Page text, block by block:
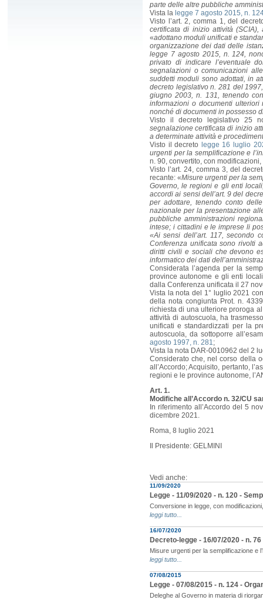
parte delle altre pubbliche
Vista la legge 7 agosto 2015, n.
Visto l’art. 2, comma 1, del
certificata di inizio attività
«adottano moduli unificati e
organizzazione dei dati delle
legge 7 agosto 2015, n. 124,
privato di indicare l’eventuale
segnalazioni o comunicazioni
suddetti moduli sono adottati, in
decreto legislativo n. 281 del
giugno 2003, n. 131, tenendo
informazioni o documenti
nonché di documenti in possesso
Visto il decreto legislativo 25
segnalazione certificata di inizio
a determinate attività e
Visto il decreto legge 16 luglio
urgenti per la semplificazione e
n. 90, convertito, con
Visto l’art. 24, comma 3, del
recante: «Misure urgenti per la
Governo, le regioni e gli enti
accordi ai sensi dell’art. 9 del
per adottare, tenendo conto
nazionale per la presentazione
pubbliche amministrazioni
intese; i cittadini e le imprese li
«Ai sensi dell’art. 117, secondo
Conferenza unificata sono rivolti
diritti civili e sociali che devono
informatico dei dati
Considerata l’agenda per la
province autonome e gli enti
dalla Conferenza unificata il 27
Vista la nota del 1° luglio 2021
della nota congiunta Prot. n.
richiesta di una ulteriore proroga
attività di autoscuola, ha
unificati e standardizzati per la
autoscuola, da sottoporre
agosto 1997, n. 281;
Vista la nota DAR-0010962 del 2
Considerato che, nel corso della
all’Accordo; Acquisito, pertanto,
regioni e le province autonome,
Art. 1.
Modifiche all’Accordo n. 32/CU
In riferimento all’Accordo del 5
dicembre 2021.
Roma, 8 luglio 2021
Il Presidente: GELMINI
Vedi anche:
11/09/2020
Legge - 11/09/2020 - n. 120 -
Conversione in legge, con
leggi tutto...
16/07/2020
Decreto-legge - 16/07/2020 - n.
Misure urgenti per la semplificazione e
leggi tutto...
07/08/2015
Legge - 07/08/2015 - n. 124 -
Deleghe al Governo in materia di